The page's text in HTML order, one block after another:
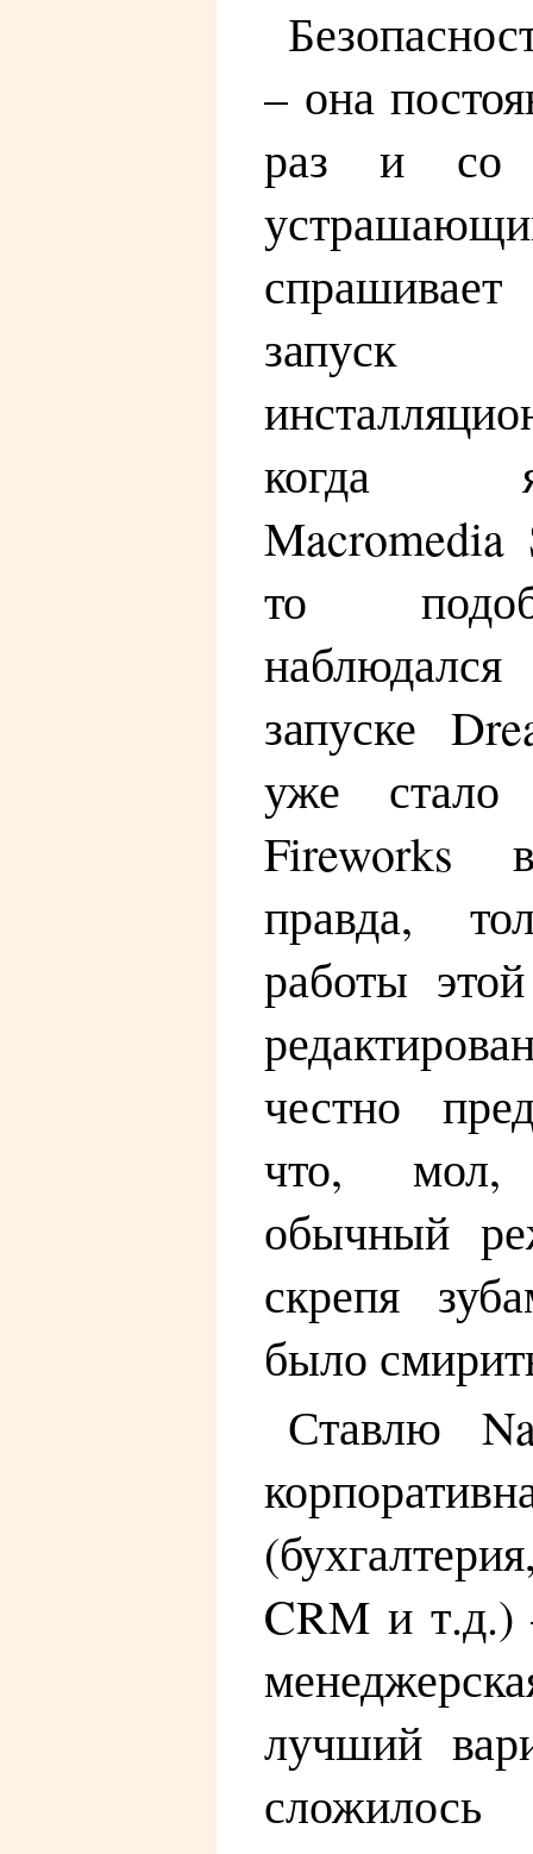
– она
раз и со
запуск
когда
то
запуске
уже стало
Fireworks
правда,
работы
честно
что, мол,
обычный
скрепя
было
Ставлю
CRM и т.д.)
лучший